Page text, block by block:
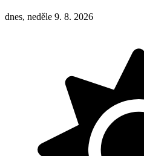
dnes, neděle 9. 8. 2026